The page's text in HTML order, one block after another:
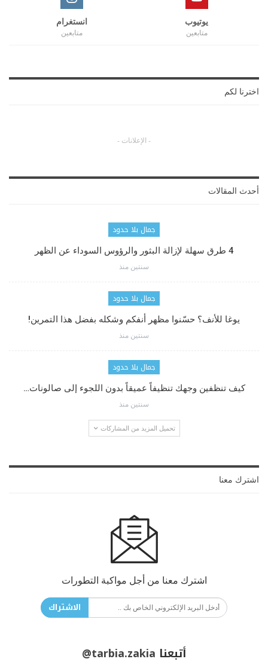
يوتيوب
متابعين
انستغرام
متابعين
اخترنا لكم
- الإعلانات -
أحدث المقالات
جمال بلا حدود
4 طرق سهلة لإزالة البثور والرؤوس السوداء عن الظهر
سنتين منذ
جمال بلا حدود
يوغا للأنف؟ حسّنوا مظهر أنفكم وشكله بفضل هذا التمرين!
سنتين منذ
جمال بلا حدود
كيف تنظفين وجهك تنظيفاً عميقاً بدون اللجوء إلى صالونات…
سنتين منذ
تحميل المزيد من المشاركات
اشترك معنا
اشترك معنا من أجل مواكبة التطورات
الاشتراك
أتبعنا @tarbia.zakia